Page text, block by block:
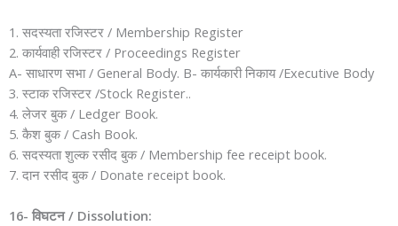
1. सदस्यता रजिस्टर / Membership Register
2. कार्यवाही रजिस्टर / Proceedings Register
A- साधारण सभा / General Body. B- कार्यकारी निकाय /Executive Body
3. स्टाक रजिस्टर /Stock Register..
4. लेजर बुक / Ledger Book.
5. कैश बुक / Cash Book.
6. सदस्यता शुल्क रसीद बुक / Membership fee receipt book.
7. दान रसीद बुक / Donate receipt book.
16- विघटन / Dissolution: